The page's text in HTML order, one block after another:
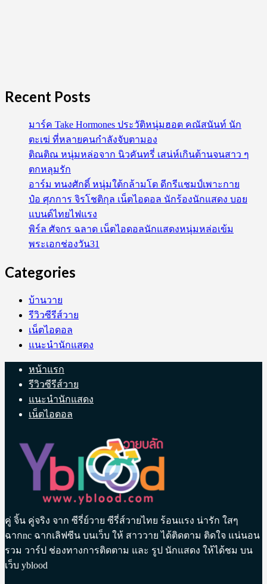
Recent Posts
มาร์ค Take Hormones ประวัติหนุ่มฮอต คณัสนันท์ นัก
ตะเฆ่ ที่หลายคนกำลังจับตามอง
ติณติณ หนุ่มหล่อจาก นิวคันทรี่ เสน่ห์เกินต้านจนสาว ๆ
ตกหลุมรัก
อาร์ม ทนงศักดิ์ หนุ่มใต้กล้ามโต ดีกรีแชมป์เพาะกาย
ป๋อ ศุภการ จิรโชติกุล เน็ตไอดอล นักร้องนักแสดง บอย
แบนด์ไทยไฟแรง
พิร์ล ศัจกร ฉลาด เน็ตไอดอลนักแสดงหนุ่มหล่อเข้ม
พระเอกช่องวัน31
Categories
บ้านวาย
รีวิวซีรีส์วาย
เน็ตไอดอล
แนะนำนักแสดง
หน้าแรก
รีวิวซีรีส์วาย
แนะนำนักแสดง
เน็ตไอดอล
คู่ จิ้น คู่จริง จาก ซีรี่ย์วาย ซีรี่ส์วายไทย ร้อนแรง น่ารัก ใสๆ
ฉากnc ฉากเลิฟซีน บนเว็บ ให้ สาววาย ได้ติดตาม ติดใจ แน่นอน
รวม วาร์ป ช่องทางการติดตาม และ รูป นักแสดง ให้ได้ชม บน
เว็บ yblood